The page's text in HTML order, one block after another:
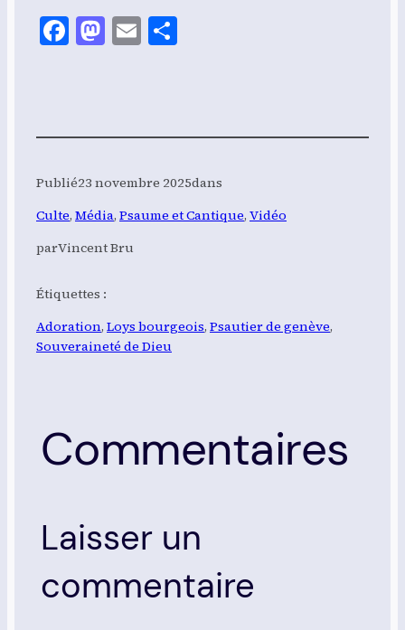
Facebook
Mastodon
Email
Publié23 novembre 2025dans
Culte, Média, Psaume et Cantique, Vidéo
parVincent Bru
Étiquettes :
Adoration, Loys bourgeois, Psautier de genève
Souveraineté de Dieu
Commentaires
Laisser un
commentaire